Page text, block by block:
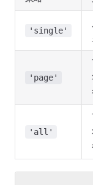
'single'
'page'
'all'